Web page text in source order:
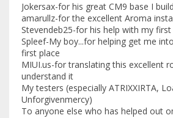
Jokersax-for his great CM9 base I
amarullz-for the excellent Aroma
Stevendeb25-for his help with my
Spleef-My boy...for helping get me
first place
MIUI.us-for translating this excellent
understand it
My testers (especially ATRIXXIRTA,
Unforgivenmercy)
To anyone else who has helped out